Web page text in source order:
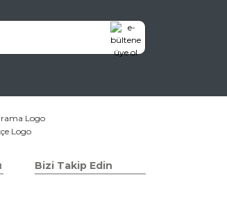
Bizi Takip Edin